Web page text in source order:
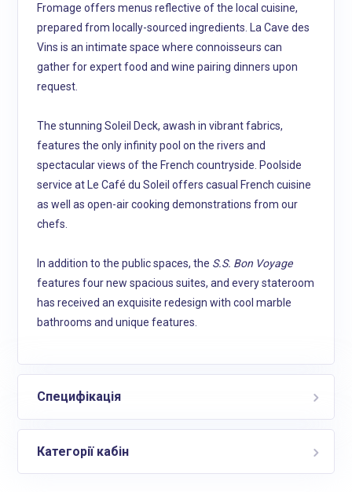
Fromage offers menus reflective of the local cuisine,
prepared from locally-sourced ingredients. La Cave des
Vins is an intimate space where connoisseurs can
gather for expert food and wine pairing dinners upon
request.
The stunning Soleil Deck, awash in vibrant fabrics,
features the only infinity pool on the rivers and
spectacular views of the French countryside. Poolside
service at Le Café du Soleil offers casual French cuisine
as well as open-air cooking demonstrations from our
chefs.
In addition to the public spaces, the S.S. Bon Voyage
features four new spacious suites, and every stateroom
has received an exquisite redesign with cool marble
bathrooms and unique features.
Специфікація
Категорії кабін